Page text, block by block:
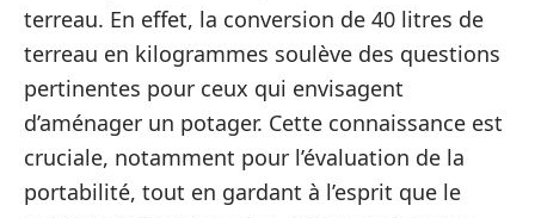
terreau. En effet, la conversion de 40 litres de
terreau en kilogrammes soulève des questions
pertinentes pour ceux qui envisagent
d’aménager un potager. Cette connaissance est
cruciale, notamment pour l’évaluation de la
portabilité, tout en gardant à l’esprit que le